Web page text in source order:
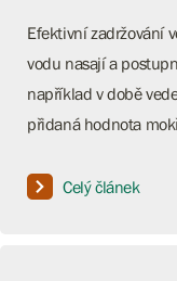
Efektivní zadržování
vodu nasají a
například v době
přidaná hodnota
Celý článek